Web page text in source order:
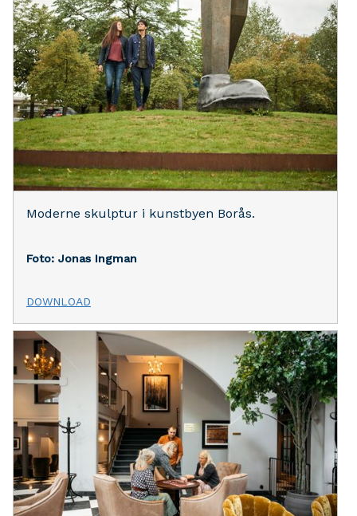
Moderne skulptur i kunstbyen Borås.
Foto: Jonas Ingman
DOWNLOAD